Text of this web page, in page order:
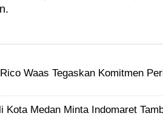
Waas Tegaskan Komitmen
Medan Minta Indomaret